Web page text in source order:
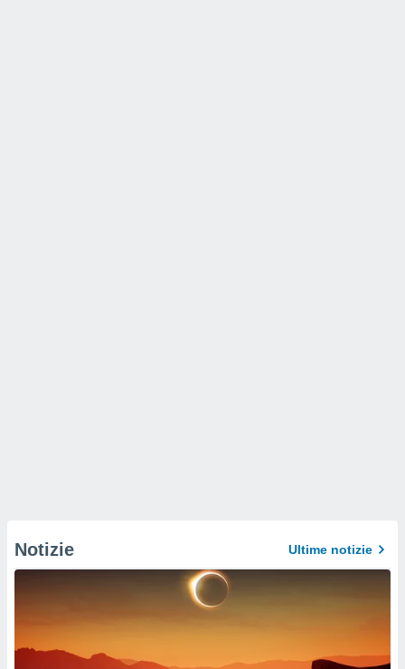
Notizie Ultime notizie